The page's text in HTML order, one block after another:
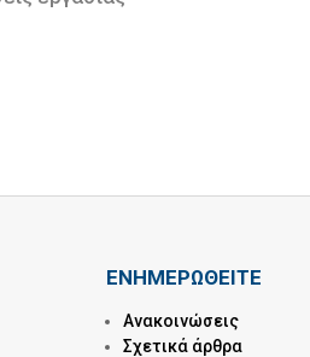
ΕΝΗΜΕΡΩΘΕΙΤΕ
Ανακοινώσεις
Σχετικά άρθρα